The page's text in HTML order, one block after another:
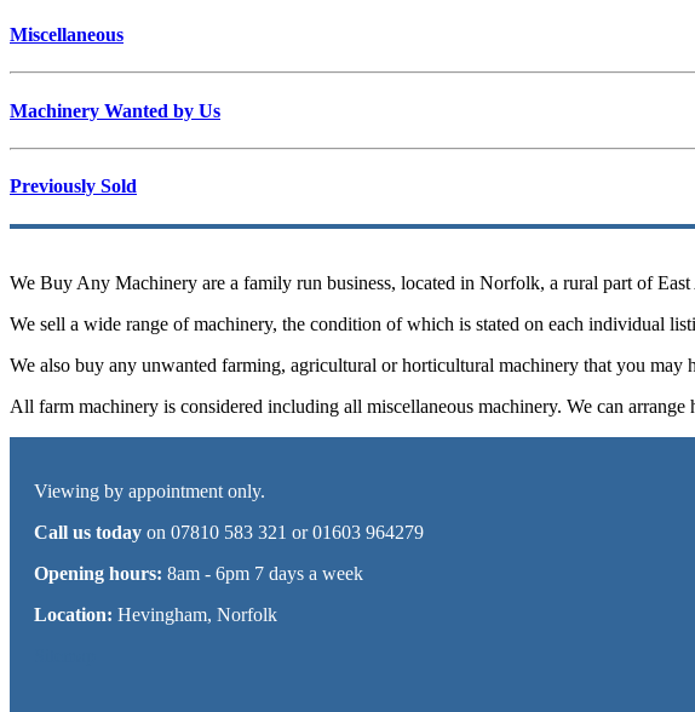
Miscellaneous
Machinery Wanted by Us
Previously Sold
We Buy Any Machinery are a family run business, located in Norfolk, a rural part of
We sell a wide range of machinery, the condition of which is stated on each individual
We also buy any unwanted farming, agricultural or horticultural machinery that you may
All farm machinery is considered including all miscellaneous machinery. We can
Viewing by appointment only.
Call us today on 07810 583 321 or 01603 964279
Opening hours: 8am - 6pm 7 days a week
Location: Hevingham, Norfolk